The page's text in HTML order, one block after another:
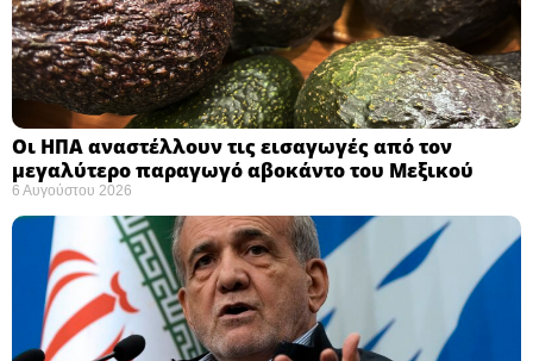
Οι ΗΠΑ αναστέλλουν τις εισαγωγές από τον
μεγαλύτερο παραγωγό αβοκάντο του Μεξικού ​
6 Αυγούστου 2026